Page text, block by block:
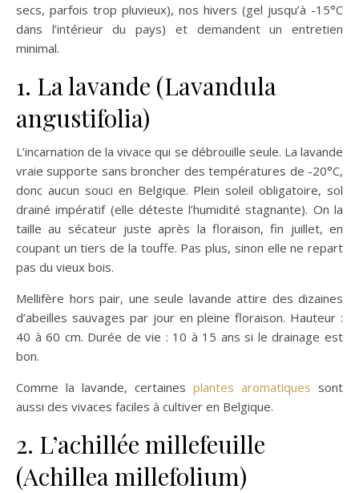
secs, parfois trop pluvieux), nos hivers (gel jusqu’à -15°C
dans l’intérieur du pays) et demandent un entretien
minimal.
1. La lavande (Lavandula
angustifolia)
L’incarnation de la vivace qui se débrouille seule. La lavande
vraie supporte sans broncher des températures de -20°C,
donc aucun souci en Belgique. Plein soleil obligatoire, sol
drainé impératif (elle déteste l’humidité stagnante). On la
taille au sécateur juste après la floraison, fin juillet, en
coupant un tiers de la touffe. Pas plus, sinon elle ne repart
pas du vieux bois.
Mellifère hors pair, une seule lavande attire des dizaines
d’abeilles sauvages par jour en pleine floraison. Hauteur :
40 à 60 cm. Durée de vie : 10 à 15 ans si le drainage est
bon.
Comme la lavande, certaines plantes aromatiques sont
aussi des vivaces faciles à cultiver en Belgique.
2. L’achillée millefeuille
(Achillea millefolium)